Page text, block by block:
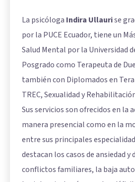
La psicóloga Indira Ullaurise
por la PUCE Ecuador, tiene un
Salud Mental por la Universidad
Posgrado como Terapeuta de
también con Diplomados en
TREC, Sexualidad y
Sus servicios son ofrecidos en la
manera presencial como en la
entre sus principales
destacan los casos de ansiedad y
conflictos familiares, la baja